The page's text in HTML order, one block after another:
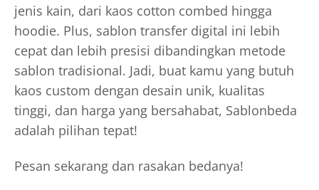
jenis kain, dari kaos cotton combed hingga
hoodie. Plus, sablon transfer digital ini lebih
cepat dan lebih presisi dibandingkan metode
sablon tradisional. Jadi, buat kamu yang butuh
kaos custom dengan desain unik, kualitas
tinggi, dan harga yang bersahabat, Sablonbeda
adalah pilihan tepat!
Pesan sekarang dan rasakan bedanya!